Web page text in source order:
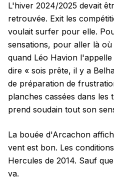
L'hiver 2024/2025 devait
retrouvée. Exit les
voulait surfer pour elle.
sensations, pour aller là
quand Léo Havion
dire « sois prête, il y a
de préparation de
planches cassées dans les
prend soudain tout son
La bouée d'Arcachon
vent est bon. Les
Hercules de 2014. Sauf
va.